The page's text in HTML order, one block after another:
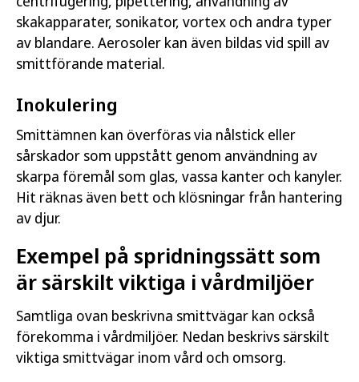
skakapparater, sonikator, vortex och andra typer
av blandare. Aerosoler kan även bildas vid spill av
smittförande material.
Inokulering
Smittämnen kan överföras via nålstick eller
sårskador som uppstått genom användning av
skarpa föremål som glas, vassa kanter och kanyler.
Hit räknas även bett och klösningar från hantering
av djur.
Exempel på spridningssätt som
är särskilt viktiga i vårdmiljöer
Samtliga ovan beskrivna smittvägar kan också
förekomma i vårdmiljöer. Nedan beskrivs särskilt
viktiga smittvägar inom vård och omsorg.